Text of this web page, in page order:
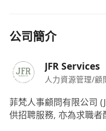
公司簡介
JFR Services
人力資源管理/顧
菲梵人事顧問有限公司 (JFR
供招聘服務, 亦為求職者